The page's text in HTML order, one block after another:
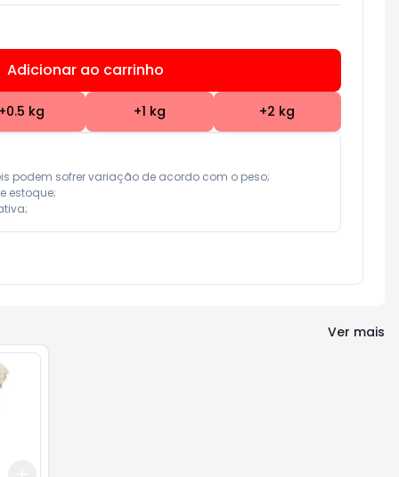
Adicionar ao carrinho
0.5 kg +1 kg +2 kg
podem sofrer variação de acordo com o peso;
estoque;
Ver mais